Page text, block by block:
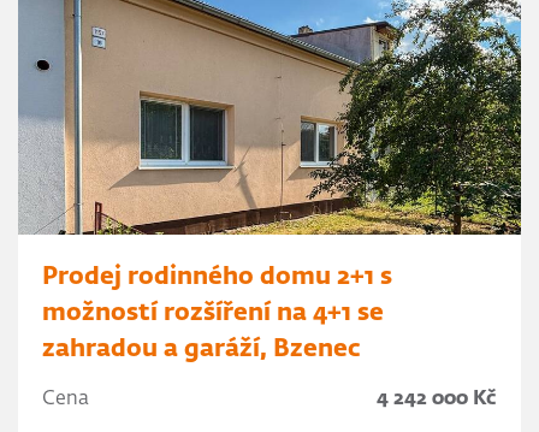
Prodej rodinného domu 2+1 s
možností rozšíření na 4+1 se
zahradou a garáží, Bzenec
Cena 4 242 000 Kč